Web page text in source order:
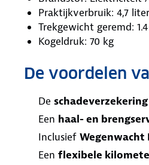
Praktijkverbruik: 4,7
Trekgewicht geremd:
Kogeldruk: 70 kg
De voordelen
De
Een haal- en
Inclusief Wegenwacht
Een flexibele